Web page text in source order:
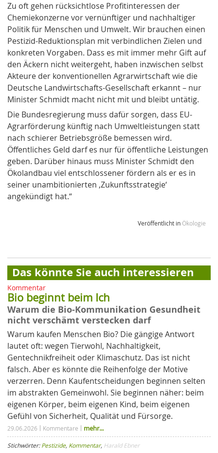
Zu oft gehen rücksichtlose Profitinteressen der
Chemiekonzerne vor vernünftiger und nachhaltiger
Politik für Menschen und Umwelt. Wir brauchen einen
Pestizid-Reduktionsplan mit verbindlichen Zielen und
konkreten Vorgaben. Dass es mit immer mehr Gift auf
den Äckern nicht weitergeht, haben inzwischen selbst
Akteure der konventionellen Agrarwirtschaft wie die
Deutsche Landwirtschafts-Gesellschaft erkannt – nur
Minister Schmidt macht nicht mit und bleibt untätig.
Die Bundesregierung muss dafür sorgen, dass EU-
Agrarförderung künftig nach Umweltleistungen statt
nach schierer Betriebsgröße bemessen wird.
Öffentliches Geld darf es nur für öffentliche Leistungen
geben. Darüber hinaus muss Minister Schmidt den
Ökolandbau viel entschlossener fördern als er es in
seiner unambitionierten ‚Zukunftsstrategie‘
angekündigt hat.“
Veröffentlicht in Ökologie
Das könnte Sie auch interessieren
Kommentar
Bio beginnt beim Ich
Warum die Bio-Kommunikation Gesundheit
nicht verschämt verstecken darf
Warum kaufen Menschen Bio? Die gängige Antwort
lautet oft: wegen Tierwohl, Nachhaltigkeit,
Gentechnikfreiheit oder Klimaschutz. Das ist nicht
falsch. Aber es könnte die Reihenfolge der Motive
verzerren. Denn Kaufentscheidungen beginnen selten
im abstrakten Gemeinwohl. Sie beginnen näher: beim
eigenen Körper, beim eigenen Kind, beim eigenen
Gefühl von Sicherheit, Qualität und Fürsorge.
29.06.2026 Kommentare mehr...
Stichwörter:Pestizide, Kommentar, Harald Ebner